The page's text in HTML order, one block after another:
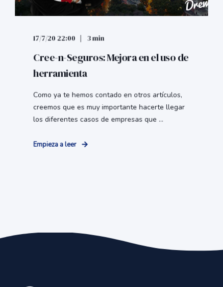
17/7/20 22:00 3 min
Cree-n-Seguros: Mejora en el uso de
herramienta
Como ya te hemos contado en otros artículos,
creemos que es muy importante hacerte llegar
los diferentes casos de empresas que ...
Empieza a leer